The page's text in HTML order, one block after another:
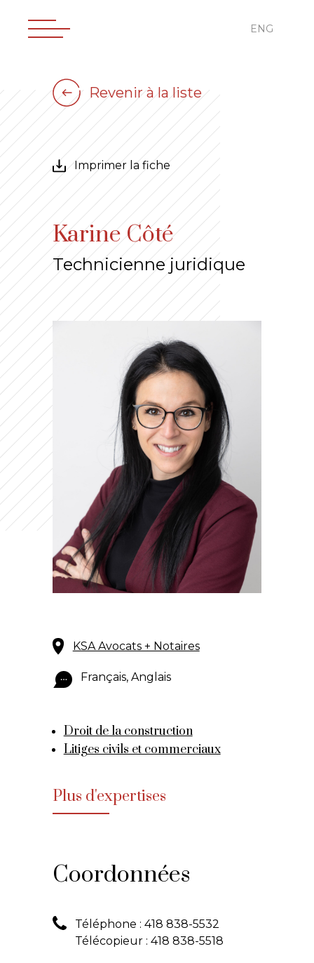
ENG
Revenir à la liste
Imprimer la fiche
Karine Côté
Technicienne juridique
KSA Avocats + Notaires
Français, Anglais
Droit de la construction
Litiges civils et commerciaux
Plus d'expertises
Coordonnées
Téléphone : 418 838-5532
Télécopieur : 418 838-5518